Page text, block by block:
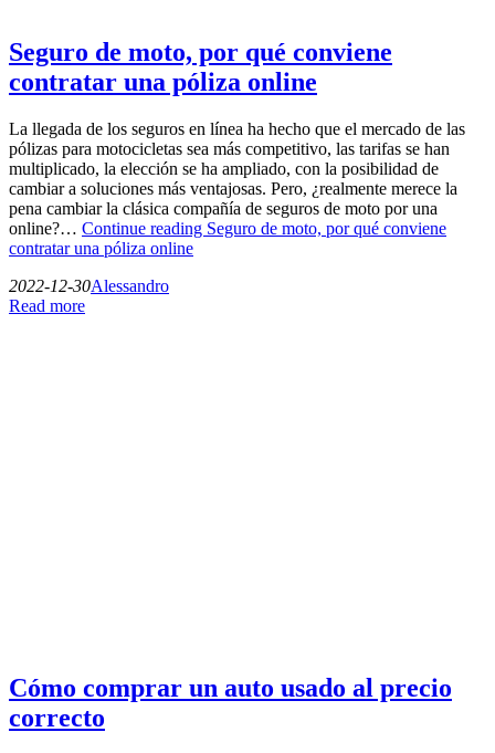
Seguro de moto, por qué conviene
contratar una póliza online
La llegada de los seguros en línea ha hecho que el mercado de las
pólizas para motocicletas sea más competitivo, las tarifas se han
multiplicado, la elección se ha ampliado, con la posibilidad de
cambiar a soluciones más ventajosas. Pero, ¿realmente merece la
pena cambiar la clásica compañía de seguros de moto por una
online?… Continue reading Seguro de moto, por qué conviene
contratar una póliza online
2022-12-30Alessandro
Read more
Cómo comprar un auto usado al precio
correcto